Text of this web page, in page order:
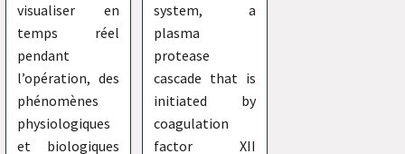
visualiser en
temps réel
pendant
l’opération, des
phénomènes
physiologiques
et biologiques
system, a
plasma
protease
cascade that is
initiated by
coagulation
factor XII